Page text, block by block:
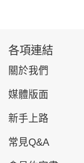
各項連結
關於我們
媒體版面
新手上路
常見Q&A